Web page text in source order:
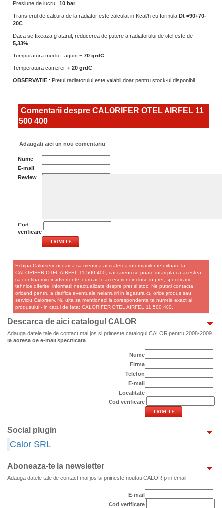
Presiune de lucru : 10 bar
Transferul de caldura de la radiator este calculat in Kcal/h cu formula Dt =90+70-
20C
Daca se fixeaza gratarul, reducerea de putere a radiatorului de otel este de
5,33%
Temperatura medie - agent = 70 grdC
Temperatura camerei: + 20 grdC
OBSERVATIE : Pretul radiatorului este valabil doar pentru stock-ul disponibil.
Comentarii despre CALORIFER OTEL AIRFEL 11
500 400
Adaugati aici un nou comentariu
Nume
E-mail
Review
Cod
verificare
Echipa Calorserv incearca sa mentina acuratetea informatiilor referitoare la
CALORIFER OTEL AIRFEL 11 500 400, dar rareori se poate intampla ca acestea
sa contina mici inadvertente, cum ar fi: accesorii neincluse in pret, specificatii
tehnice diferite, informatii neactualizate despre pret si stoc. Ne puteti contacta
oricand pentru a clarifica eventuale nelamuriri in legatura cu orice produs sau
serviciu Calorserv. Nu uita sa mentionezi in corespondenta ta numele exact al
produsului - in cazul de fata: CALORIFER OTEL AIRFEL 11 500 400.
Descarca de aici catalogul CALOR
Adauga datele tale de contact mai jos si primeste catalogul CALOR pentru 2008-2009
la adresa de e-mail specificata
Nume
Firma
Telefon
E-mail
Localitate
Cod verificare
Social plugin
Calor SRL
Aboneaza-te la newsletter
Adauga datele tale de contact mai jos si primeste noutati CALOR prin email
E-mail
Cod verificare